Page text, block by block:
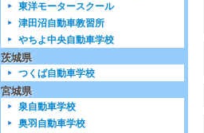
東洋モータースクール
津田沼自動車教習所
やちよ中央自動車学校
茨城県
つくば自動車学校
宮城県
泉自動車学校
奥羽自動車学校